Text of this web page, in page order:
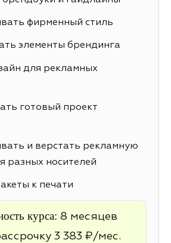
фирменный стиль
элементы брендинга
для рекламных
готовый проект
и верстать рекламную
разных носителей
к печати
курса: 8 месяцев
3 383 ₽/мес.